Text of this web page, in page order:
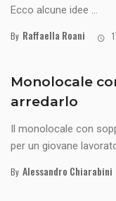
Ecco alcune idee ...
By Raffaella Roani
Monolocale
arredarlo
Il monolocale con
per un giovane
By Alessandro Chiarabini